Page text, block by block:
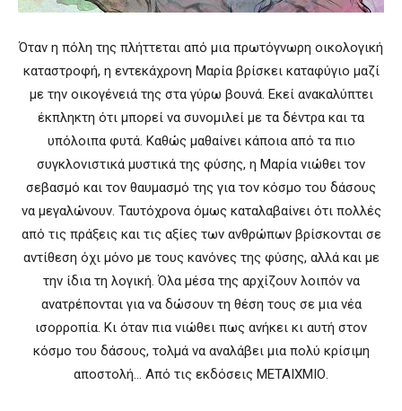
Όταν η πόλη της πλήττεται από μια πρωτόγνωρη οικολογική
καταστροφή, η εντεκάχρονη Μαρία βρίσκει καταφύγιο μαζί
με την οικογένειά της στα γύρω βουνά. Εκεί ανακαλύπτει
έκπληκτη ότι μπορεί να συνομιλεί με τα δέντρα και τα
υπόλοιπα φυτά. Καθώς μαθαίνει κάποια από τα πιο
συγκλονιστικά μυστικά της φύσης, η Μαρία νιώθει τον
σεβασμό και τον θαυμασμό της για τον κόσμο του δάσους
να μεγαλώνουν. Ταυτόχρονα όμως καταλαβαίνει ότι πολλές
από τις πράξεις και τις αξίες των ανθρώπων βρίσκονται σε
αντίθεση όχι μόνο με τους κανόνες της φύσης, αλλά και με
την ίδια τη λογική. Όλα μέσα της αρχίζουν λοιπόν να
ανατρέπονται για να δώσουν τη θέση τους σε μια νέα
ισορροπία. Κι όταν πια νιώθει πως ανήκει κι αυτή στον
κόσμο του δάσους, τολμά να αναλάβει μια πολύ κρίσιμη
αποστολή… Από τις εκδόσεις ΜΕΤΑΙΧΜΙΟ.